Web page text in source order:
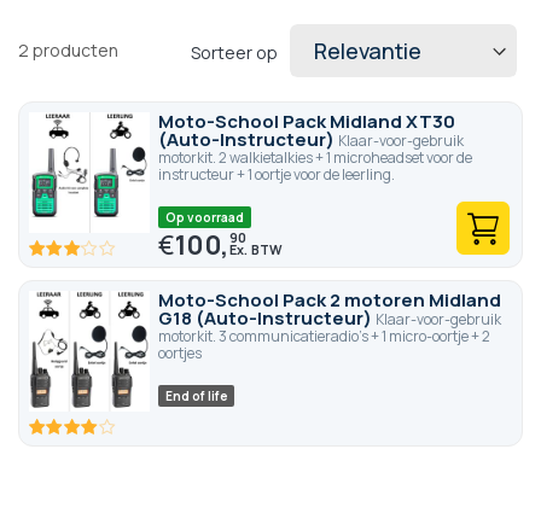
2 producten Sorteer op
Moto-School Pack Midland XT30
(Auto-Instructeur) Klaar-voor-gebruik
motorkit. 2 walkietalkies + 1 microheadset voor de
instructeur + 1 oortje voor de leerling.
60 100
Op voorraad
€100,90
Moto-School Pack 2 motoren Midland
G18 (Auto-Instructeur) Klaar-voor-gebruik
motorkit. 3 communicatieradio's + 1 micro-oortje + 2
oortjes
80 100
End of life